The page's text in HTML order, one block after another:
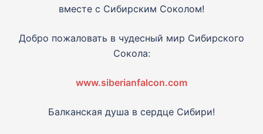
вместе с Сибирским Соколом!
Добро пожаловать в чудесный мир Сибирского
Сокола:
www.siberianfalcon.com
Балканская душа в сердце Сибири!